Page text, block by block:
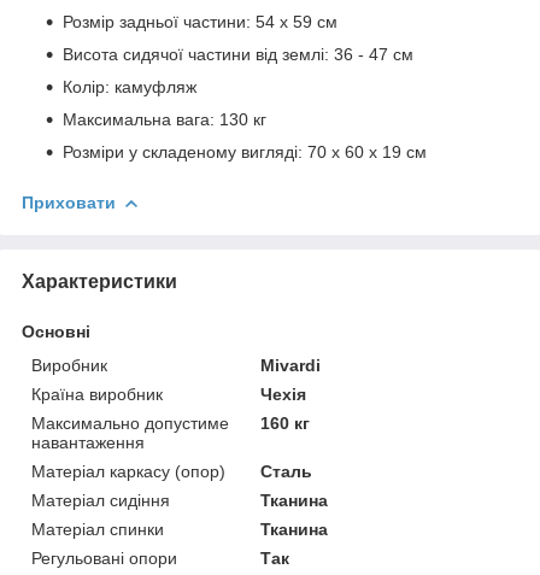
Розмір задньої частини: 54 х 59 см
Висота сидячої частини від землі: 36 - 47 см
Колір: камуфляж
Максимальна вага: 130 кг
Розміри у складеному вигляді: 70 х 60 х 19 см
Приховати
Характеристики
Основні
Виробник
Mivardi
Країна виробник
Чехія
Максимально допустиме
навантаження
160 кг
Матеріал каркасу (опор)
Сталь
Матеріал сидіння
Тканина
Матеріал спинки
Тканина
Регульовані опори
Так